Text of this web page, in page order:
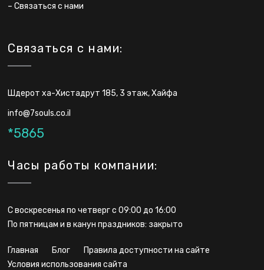
–Связаться с нами
Связаться с нами:
Шдерот ха-Хистадрут 185, 3 этаж, Хайфа
info@7souls.co.il
*5865
Часы работы компании:
С воскресенья по четверг с 09:00 до 16:00
По пятницам и в канун праздников: закрыто
главная блог
правила доступности на сайте
условия использования сайта